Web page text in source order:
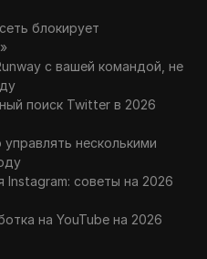
блокирует
с вашей командой, не
поиск Twitter в 2026
несколькими
Instagram: советы на 2026
на YouTube на 2026